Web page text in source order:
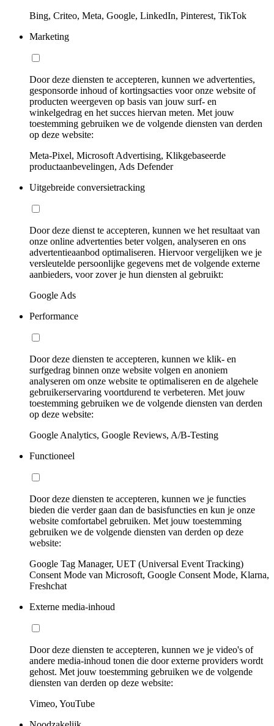
Bing, Criteo, Meta, Google, LinkedIn, Pinterest, TikTok
Marketing
Door deze diensten te accepteren, kunnen we advertenties,
gesponsorde inhoud of kortingsacties voor onze website of
producten weergeven op basis van jouw surf- en
winkelgedrag en het succes hiervan meten. Met jouw
toestemming gebruiken we de volgende diensten van derden
op deze website:
Meta-Pixel, Microsoft Advertising, Klikgebaseerde
productaanbevelingen, Ads Defender
Uitgebreide conversietracking
Door deze dienst te accepteren, kunnen we het resultaat van
onze online advertenties beter volgen, analyseren en ons
advertentieaanbod optimaliseren. Hiervoor vergelijken we je
versleutelde persoonlijke gegevens met de volgende externe
aanbieders, voor zover je hun diensten al gebruikt:
Google Ads
Performance
Door deze diensten te accepteren, kunnen we klik- en
surfgedrag binnen onze website volgen en anoniem
analyseren om onze website te optimaliseren en de algehele
gebruikerservaring voortdurend te verbeteren. Met jouw
toestemming gebruiken we de volgende diensten van derden
op deze website:
Google Analytics, Google Reviews, A/B-Testing
Functioneel
Door deze diensten te accepteren, kunnen we je functies
bieden die verder gaan dan de basisfuncties en kun je onze
website comfortabel gebruiken. Met jouw toestemming
gebruiken we de volgende diensten van derden op deze
website:
Google Tag Manager, UET (Universal Event Tracking)
Consent Mode van Microsoft, Google Consent Mode, Klarna,
Freshchat
Externe media-inhoud
Door deze diensten te accepteren, kunnen we je video's of
andere media-inhoud tonen die door externe providers wordt
gehost. Met jouw toestemming gebruiken we de volgende
diensten van derden op deze website:
Vimeo, YouTube